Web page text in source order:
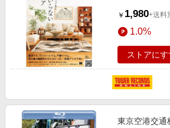
￥ 1,980+送料
1.0%
ストアに
東京空港交通